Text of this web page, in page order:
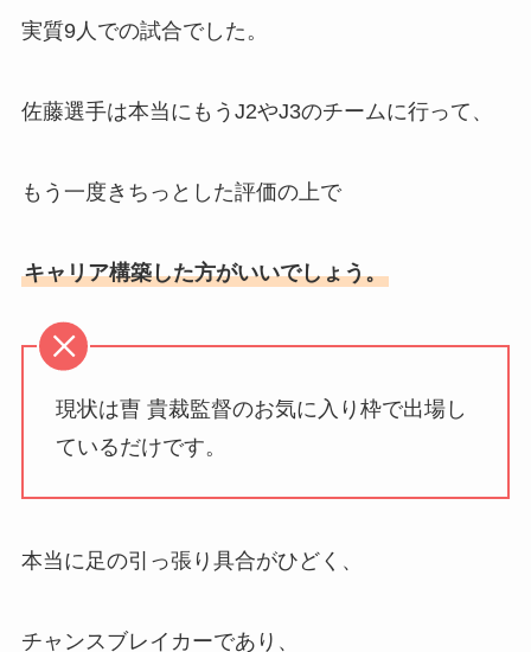
実質9人での試合でした。
佐藤選手は本当にもうJ2やJ3のチームに行って、
もう一度きちっとした評価の上で
キャリア構築した方がいいでしょう。
現状は曺 貴裁監督のお気に入り枠で出場し
ているだけです。
本当に足の引っ張り具合がひどく、
チャンスブレイカーであり、